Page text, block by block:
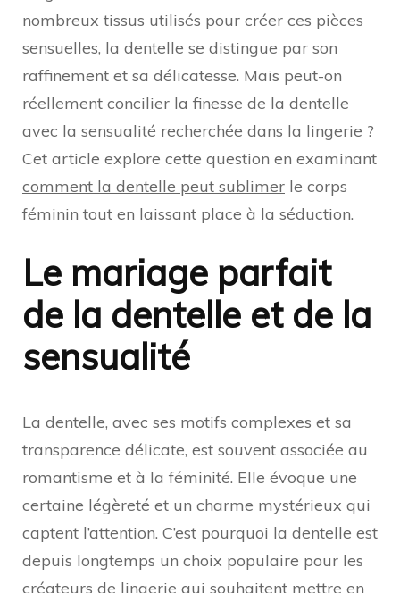
nombreux tissus utilisés pour créer ces pièces
sensuelles, la dentelle se distingue par son
raffinement et sa délicatesse. Mais peut-on
réellement concilier la finesse de la dentelle
avec la sensualité recherchée dans la lingerie ?
Cet article explore cette question en examinant
comment la dentelle peut sublimer le corps
féminin tout en laissant place à la séduction.
Le mariage parfait
de la dentelle et de la
sensualité
La dentelle, avec ses motifs complexes et sa
transparence délicate, est souvent associée au
romantisme et à la féminité. Elle évoque une
certaine légèreté et un charme mystérieux qui
captent l’attention. C’est pourquoi la dentelle est
depuis longtemps un choix populaire pour les
créateurs de lingerie qui souhaitent mettre en